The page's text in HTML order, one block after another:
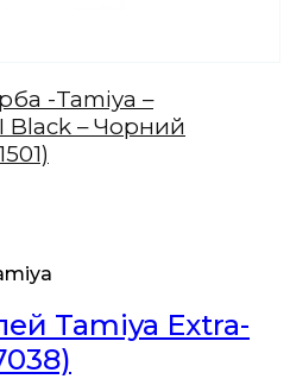
-Tamiya –
Black – Чорний
Tamiya Extra-